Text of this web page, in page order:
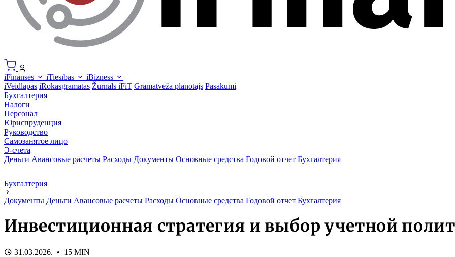
iFinanses iTiesības
iBizness
iVeidlapas iRokasgrāmatas Žurnāls iFiT Grāmatveža plānotājs Pasākumi
Бухгалтерия
Налоги
Персонал
Юриспруденция
Руководство
Самозанятое лицо
Э-счета
Деньги Авансовые расчеты Расходы Документы Основные средства Годовой отчет Бухгалтерия
Бухгалтерия
Документы Деньги Авансовые расчеты Расходы Основные средства Годовой отчет Бухгалтерия
Инвестиционная стратегия и выбор учетной
31.03.2026. • 15 MIN